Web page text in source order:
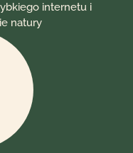
internetu i
natury